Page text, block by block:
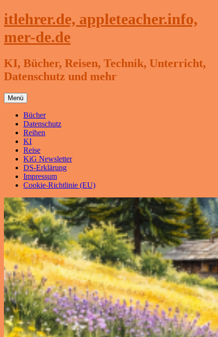
Zum
Inhalt
itlehrer.de, appleteacher.info,
mer-de.de
KI, Bücher, Reisen, Technik, Unterricht,
Datenschutz und mehr
Menü
Bücher
Datenschutz
Reihen
KI
Reise
KiG Newsletter
DS-Erklärung
Impressum
Cookie-Richtlinie (EU)